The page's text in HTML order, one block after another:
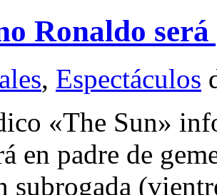
Ronaldo será
, Espectáculos
«The Sun»
en padre de
subrogada